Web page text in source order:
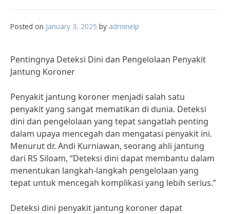
Posted on January 3, 2025 by adminelp
Pentingnya Deteksi Dini dan Pengelolaan Penyakit
Jantung Koroner
Penyakit jantung koroner menjadi salah satu
penyakit yang sangat mematikan di dunia. Deteksi
dini dan pengelolaan yang tepat sangatlah penting
dalam upaya mencegah dan mengatasi penyakit ini.
Menurut dr. Andi Kurniawan, seorang ahli jantung
dari RS Siloam, “Deteksi dini dapat membantu dalam
menentukan langkah-langkah pengelolaan yang
tepat untuk mencegah komplikasi yang lebih serius.”
Deteksi dini penyakit jantung koroner dapat